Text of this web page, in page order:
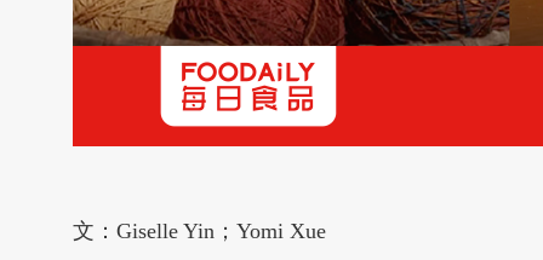
文：Giselle Yin；Yomi Xue